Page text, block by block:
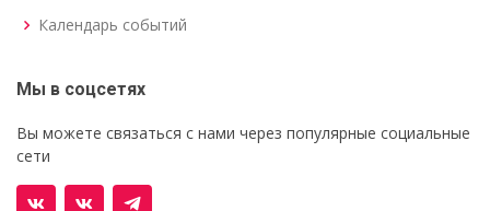
Календарь событий
Мы в соцсетях
Вы можете связаться с нами через популярные социальные
сети